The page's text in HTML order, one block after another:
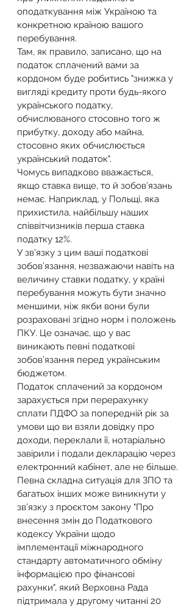
оподаткування між Україною та
конкретною країною вашого
перебування.
Там, як правило, записано, що на
податок сплачений вами за
кордоном буде робитись "знижка у
вигляді кредиту проти будь-якого
українського податку,
обчислюваного стосовно того ж
прибутку, доходу або майна,
стосовно яких обчислюється
український податок".
Чомусь випадково вважається,
якщо ставка вище, то й зобов’язань
немає. Наприклад, у Польщі, яка
прихистила, найбільшу наших
співвітчизників перша ставка
податку 12%.
У зв’язку з цим ваші податкові
зобов’язання, незважаючи навіть на
величину ставки податку, у країні
перебування можуть бути значно
меншими, ніж якби вони були
розраховані згідно норм і положень
ПКУ. Це означає, що у вас
виникають певні податкові
зобов’язання перед українським
бюджетом.
Податок сплачений за кордоном
зарахується при перерахунку
сплати ПДФО за попередній рік за
умови що ви взяли довідку про
доходи, переклали її, нотаріально
завірили і подали декларацію через
електронний кабінет, але не більше.
Певна складна ситуація для ЗПО та
багатьох інших може виникнути у
зв’язку з проєктом закону "Про
внесення змін до Податкового
кодексу України щодо
імплементації міжнародного
стандарту автоматичного обміну
інформацією про фінансові
рахунки", який Верховна Рада
підтримала у другому читанні 20